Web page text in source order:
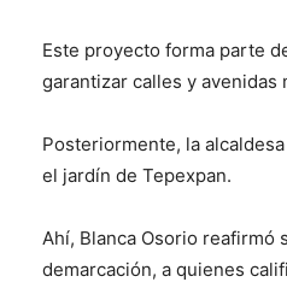
Este proyecto forma parte
garantizar calles y avenidas
Posteriormente, la
el jardín de Tepexpan.
Ahí, Blanca Osorio reafirmó
demarcación, a quienes